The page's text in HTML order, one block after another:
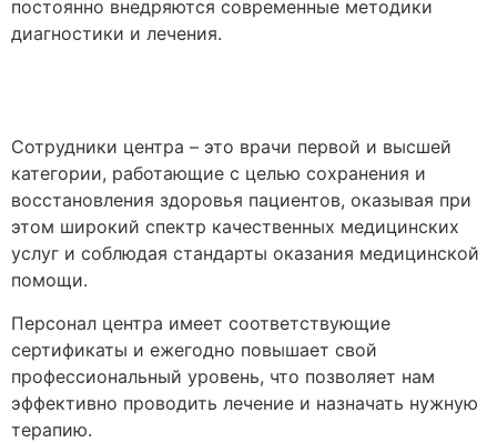
постоянно внедряются современные методики
диагностики и лечения.
Сотрудники центра – это врачи первой и высшей
категории, работающие с целью сохранения и
восстановления здоровья пациентов, оказывая при
этом широкий спектр качественных медицинских
услуг и соблюдая стандарты оказания медицинской
помощи.
Персонал центра имеет соответствующие
сертификаты и ежегодно повышает свой
профессиональный уровень, что позволяет нам
эффективно проводить лечение и назначать нужную
терапию.